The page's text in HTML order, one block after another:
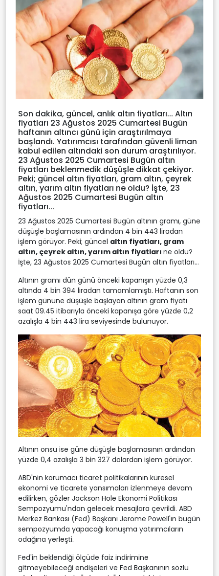
Son dakika, güncel, anlık altın fiyatları... Altın
fiyatları 23 Ağustos 2025 Cumartesi Bugün
haftanın altıncı günü için araştırılmaya
başlandı. Yatırımcısı tarafından güvenli liman
kabul edilen altındaki son durum araştırılıyor.
23 Ağustos 2025 Cumartesi Bugün altın
fiyatları beklenmedik düşüşle dikkat çekiyor.
Peki; güncel altın fiyatları, gram altın, çeyrek
altın, yarım altın fiyatları ne oldu? İşte, 23
Ağustos 2025 Cumartesi Bugün altın
fiyatları...
23 Ağustos 2025 Cumartesi Bugün altının gramı, güne
düşüşle başlamasının ardından 4 bin 443 liradan
işlem görüyor. Peki; güncel altın fiyatları, gram
altın, çeyrek altın, yarım altın fiyatları ne oldu?
İşte, 23 Ağustos 2025 Cumartesi Bugün altın fiyatları...
Altının gramı dün günü önceki kapanışın yüzde 0,3
altında 4 bin 394 liradan tamamlamıştı. Haftanın son
işlem gününe düşüşle başlayan altının gram fiyatı
saat 09.45 itibarıyla önceki kapanışa göre yüzde 0,2
azalışla 4 bin 443 lira seviyesinde bulunuyor.
Altının onsu ise güne düşüşle başlamasının ardından
yüzde 0,4 azalışla 3 bin 327 dolardan işlem görüyor.
ABD'nin korumacı ticaret politikalarının küresel
ekonomi ve ticarete yansımaları izlenmeye devam
edilirken, gözler Jackson Hole Ekonomi Politikası
Sempozyumu'ndan gelecek mesajlara çevrildi. ABD
Merkez Bankası (Fed) Başkanı Jerome Powell'ın bugün
sempozyumda yapacağı konuşma yatırımcıların
odağına yerleşti.
Fed'in beklendiği ölçüde faiz indirimine
gitmeyebileceği endişeleri ve Fed Başkanının sözlü